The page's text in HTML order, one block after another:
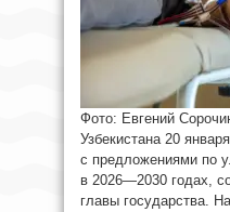
Фото: Евгений
Узбекистана 20
с предложениями по
в 2026—2030 годах,
главы государства.